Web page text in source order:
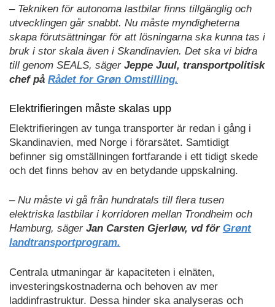
– Tekniken för autonoma lastbilar finns tillgänglig och
utvecklingen går snabbt. Nu måste myndigheterna
skapa förutsättningar för att lösningarna ska kunna tas i
bruk i stor skala även i Skandinavien. Det ska vi bidra
till genom SEALS, sägerJeppe Juul, transportpolitisk
chef på Rådet for Grøn Omstilling.
Elektrifieringen måste skalas upp
Elektrifieringen av tunga transporter är redan i gång i
Skandinavien, med Norge i förarsätet. Samtidigt
befinner sig omställningen fortfarande i ett tidigt skede
och det finns behov av en betydande uppskalning.
– Nu måste vi gå från hundratals till flera tusen
elektriska lastbilar i korridoren mellan Trondheim och
Hamburg, sägerJan Carsten Gjerløw, vd för Grønt
landtransportprogram.
Centrala utmaningar är kapaciteten i elnäten,
investeringskostnaderna och behoven av mer
laddinfrastruktur. Dessa hinder ska analyseras och